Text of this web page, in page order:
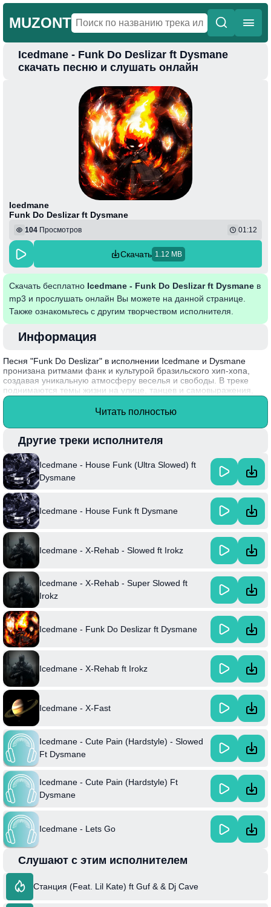
MUZONT
Главная
Icedmane - Funk Do Deslizar ft Dysmane
скачать песню и слушать онлайн
Icedmane
Funk Do Deslizar ft Dysmane
104 Просмотров 01:12
Скачать 1.12 MB
Скачать бесплатно Icedmane - Funk Do Deslizar ft Dysmane в
mp3 и прослушать онлайн Вы можете на данной странице.
Также ознакомьтесь с другим творчеством исполнителя.
Информация
Песня "Funk Do Deslizar" в исполнении Icedmane и Dysmane
пронизана ритмами фанк и культурой бразильского хип-хопа,
создавая уникальную атмосферу веселья и свободы. В треке
поднимаются темы жизни на улице, танцев и самовыражения,
что отражает дух молодежной культуры. Музыка сочетает
энергичное звучание и запоминающиеся мелодии, приглашая
погружает в мир ритмов, где каждый может найти свое место и
почувствовать единение с окружающими.
Стоит отметить, что Icedmane активно экспериментирует с
музыкальными стилями, что делает его произведения
уникальными и неповторимыми на сцене.
Читать полностью
Другие треки исполнителя
Icedmane - House Funk (Ultra Slowed) ft
Dysmane
Icedmane - House Funk ft Dysmane
Icedmane - X-Rehab - Slowed ft Irokz
Icedmane - X-Rehab - Super Slowed ft
Irokz
Icedmane - Funk Do Deslizar ft Dysmane
Icedmane - X-Rehab ft Irokz
Icedmane - X-Fast
Icedmane - Cute Pain (Hardstyle) - Slowed
Ft Dysmane
Icedmane - Cute Pain (Hardstyle) Ft
Dysmane
Icedmane - Lets Go
Слушают с этим исполнителем
Станция (Feat. Lil Kate) ft Guf & & Dj Cave